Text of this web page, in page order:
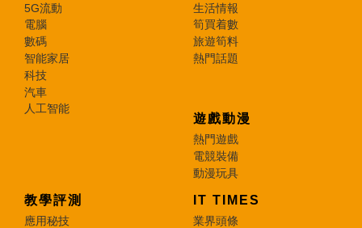
5G流動
電腦
數碼
智能家居
科技
汽車
人工智能
生活情報
筍買着數
旅遊筍料
熱門話題
遊戲動漫
熱門遊戲
電競裝備
動漫玩具
教學評測
應用秘技
IT TIMES
業界頭條